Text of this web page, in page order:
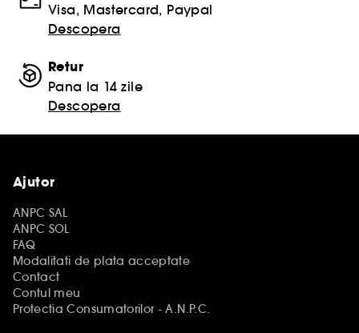
Visa, Mastercard, Paypal
Descopera
Retur
Pana la 14 zile
Descopera
Ajutor
ANPC SAL
ANPC SOL
FAQ
Modalitati de plata acceptate
Contact
Contul meu
Protectia Consumatorilor - A.N.P.C.